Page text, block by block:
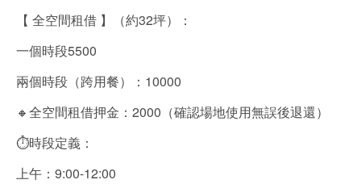
【 全空間租借 】（約32坪）：
一個時段5500
兩個時段（跨用餐）：10000
🔸全空間租借押金：2000（確認場地使用無誤後退還）
⏱時段定義：
上午：9:00-12:00